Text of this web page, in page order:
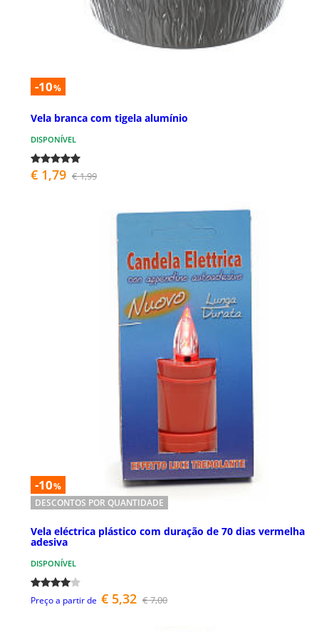
-10%
Vela branca com tigela alumínio
DISPONÍVEL
€ 1,79 € 1,99
-10%
DESCONTOS POR QUANTIDADE
Vela eléctrica plástico com duração de 70 dias vermelha
adesiva
DISPONÍVEL
Preço a partir de € 5,32 € 7,00